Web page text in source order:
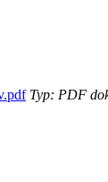
Typ: PDF